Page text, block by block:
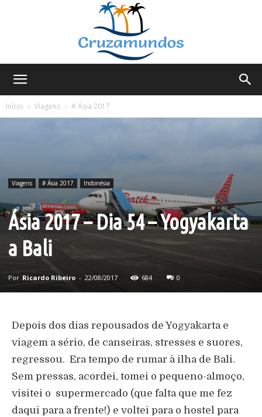
Início
Viagens # Ásia 2017
Viagens # Ásia 2017 Indonésia
Ásia 2017 – Dia 54 – Yogyakarta
a Bali
Por Ricardo Ribeiro - 22/08/2017 684 0
Depois dos dias repousados de Yogyakarta e
viagem a sério, de canseiras, stresses e suores,
regressou. Era tempo de rumar à ilha de Bali.
Sem pressas, acordei, tomei o pequeno-almoço,
visitei o supermercado (que falta que me fez
daqui para a frente!) e voltei para o hostel para